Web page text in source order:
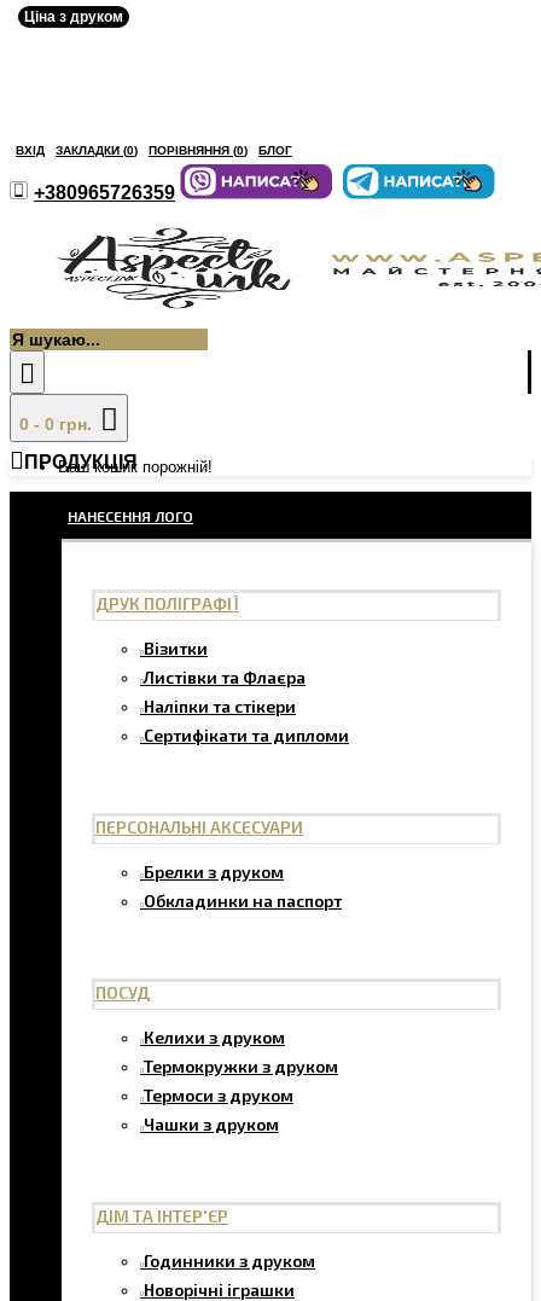
ВХІД ЗАКЛАДКИ (0) ПОРІВНЯННЯ (0) БЛОГ
+380965726359
0 - 0 грн.
Ваш кошик порожній!
ПРОДУКЦІЯ
НАНЕСЕННЯ ЛОГО
ДРУК ПОЛІГРАФІЇ
Візитки
Листівки та Флаєра
Наліпки та стікери
Сертифікати та дипломи
ПЕРСОНАЛЬНІ АКСЕСУАРИ
Брелки з друком
Обкладинки на паспорт
ПОСУД
Келихи з друком
Термокружки з друком
Термоси з друком
Чашки з друком
ДІМ ТА ІНТЕР'ЄР
Годинники з друком
Новорічні іграшки
Ціна з друком